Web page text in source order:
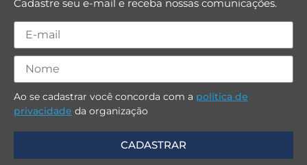
Cadastre seu e-mail e receba nossas comunicações.
Ao se cadastrar você concorda com a política de
privacidade da organização